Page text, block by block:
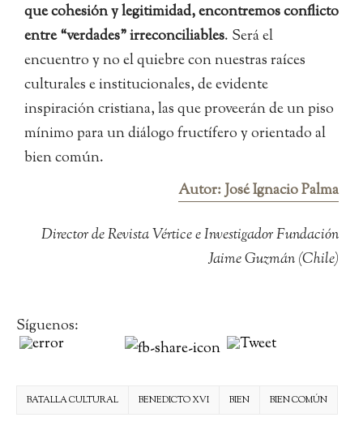
que cohesión y legitimidad, encontremos conflicto
entre “verdades” irreconciliables. Será el
encuentro y no el quiebre con nuestras raíces
culturales e institucionales, de evidente
inspiración cristiana, las que proveerán de un piso
mínimo para un diálogo fructífero y orientado al
bien común.
Autor: José Ignacio Palma
Director de Revista Vértice e Investigador Fundación
Jaime Guzmán (Chile)
Síguenos:
BATALLA CULTURAL BENEDICTO XVI BIEN BIEN COMÚN